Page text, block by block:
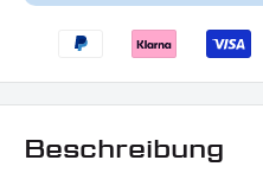
Beschreibung